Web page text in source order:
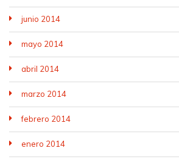
junio 2014
mayo 2014
abril 2014
marzo 2014
febrero 2014
enero 2014